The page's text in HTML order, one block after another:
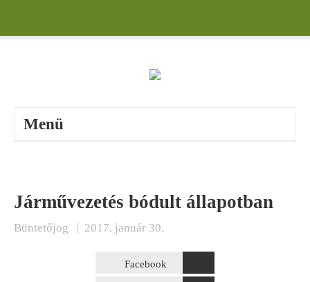
Menü
Járművezetés bódult állapotban
Büntetőjog | 2017. január 30.
Facebook